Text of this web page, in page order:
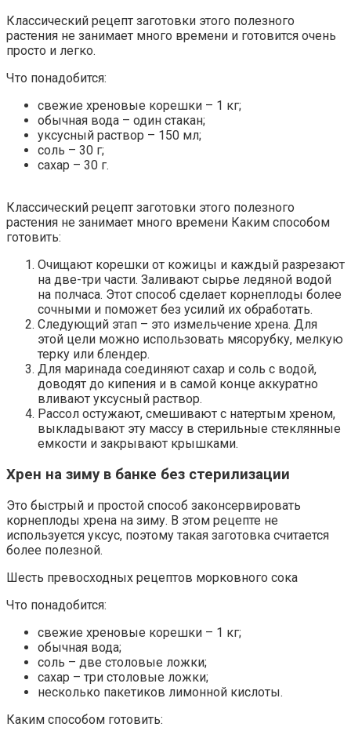
Классический рецепт заготовки этого полезного
растения не занимает много времени и готовится очень
просто и легко.
Что понадобится:
свежие хреновые корешки – 1 кг;
обычная вода – один стакан;
уксусный раствор – 150 мл;
соль – 30 г;
сахар – 30 г.
Классический рецепт заготовки этого полезного
растения не занимает много времени Каким способом
готовить:
Очищают корешки от кожицы и каждый разрезают
на две-три части. Заливают сырье ледяной водой
на полчаса. Этот способ сделает корнеплоды более
сочными и поможет без усилий их обработать.
Следующий этап – это измельчение хрена. Для
этой цели можно использовать мясорубку, мелкую
терку или блендер.
Для маринада соединяют сахар и соль с водой,
доводят до кипения и в самой конце аккуратно
вливают уксусный раствор.
Рассол остужают, смешивают с натертым хреном,
выкладывают эту массу в стерильные стеклянные
емкости и закрывают крышками.
Хрен на зиму в банке без стерилизации
Это быстрый и простой способ законсервировать
корнеплоды хрена на зиму. В этом рецепте не
используется уксус, поэтому такая заготовка считается
более полезной.
Шесть превосходных рецептов морковного сока
Что понадобится:
свежие хреновые корешки – 1 кг;
обычная вода;
соль – две столовые ложки;
сахар – три столовые ложки;
несколько пакетиков лимонной кислоты.
Каким способом готовить: